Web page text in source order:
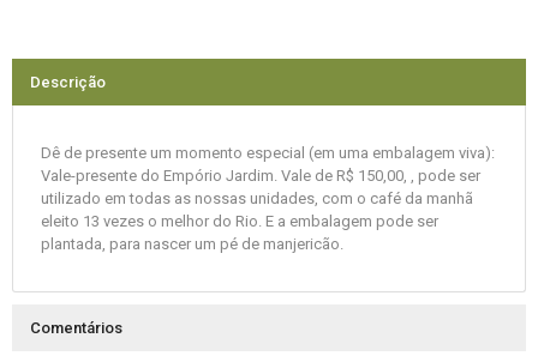
Descrição
Dê de presente um momento especial (em uma embalagem viva):
Vale-presente do Empório Jardim. Vale de R$ 150,00, , pode ser
utilizado em todas as nossas unidades, com o café da manhã
eleito 13 vezes o melhor do Rio. E a embalagem pode ser
plantada, para nascer um pé de manjericão.
Comentários